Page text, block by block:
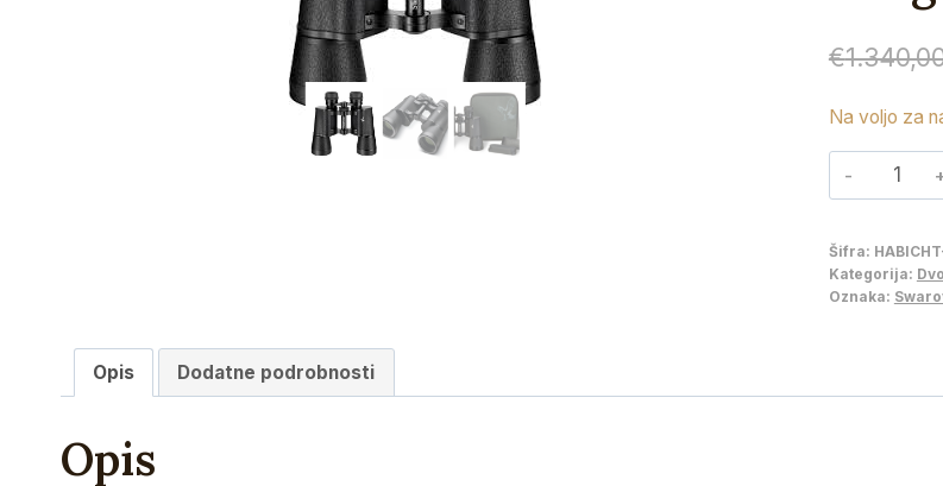
€
Na voljo za
Šifra:
Kategorija:
Oznaka:
Opis Dodatne podrobnosti
Opis